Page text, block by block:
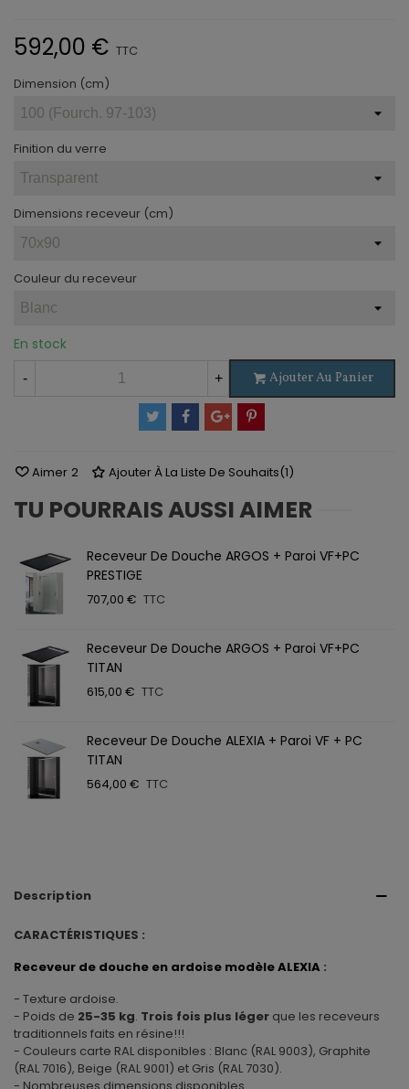
592,00 € TTC
Dimension (cm)
Finition du verre
Dimensions receveur (cm)
Couleur du receveur
En stock
- + Ajouter Au Panier
Aimer 2 Ajouter À La Liste De Souhaits(1)
TU POURRAIS AUSSI AIMER
Receveur De Douche ARGOS + Paroi VF+PC
PRESTIGE
707,00 € TTC
Receveur De Douche ARGOS + Paroi VF+PC
TITAN
615,00 € TTC
Receveur De Douche ALEXIA + Paroi VF + PC
TITAN
564,00 € TTC
Description
CARACTÉRISTIQUES :
Receveur de douche en ardoise modèle ALEXIA :
- Texture ardoise.
- Poids de 25-35 kg. Trois fois plus léger que les receveurs
traditionnels faits en résine!!!
- Couleurs carte RAL disponibles : Blanc (RAL 9003), Graphite
(RAL 7016), Beige (RAL 9001) et Gris (RAL 7030).